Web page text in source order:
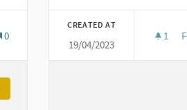
0
CREATED AT
19/04/2023
1